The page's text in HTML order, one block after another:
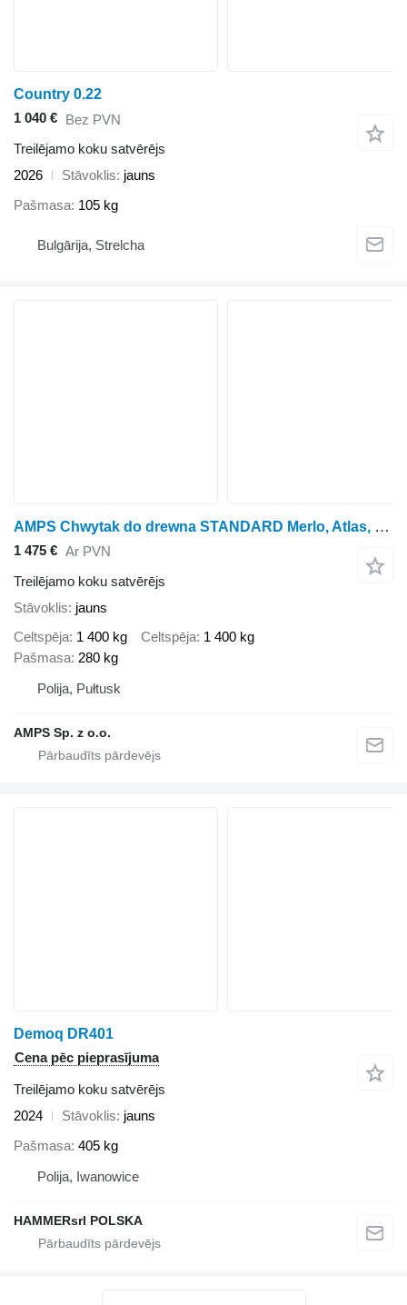
Country 0.22
1 040 € Bez PVN
Treilējamo koku satvērējs
2026
Stāvoklis jauns
Pašmasa 105 kg
Bulgārija, Strelcha
AMPS Chwytak do drewna STANDARD Merlo, Atlas, Manitou, JCB
1 475 € Ar PVN
Treilējamo koku satvērējs
Stāvoklis jauns
Celtspēja 1 400 kg Celtspēja 1 400 kg
Pašmasa 280 kg
Polija, Pułtusk
AMPS Sp. z o.o.
Demoq DR401
Cena pēc pieprasījuma
Treilējamo koku satvērējs
2024
Stāvoklis jauns
Pašmasa 405 kg
Polija, Iwanowice
HAMMERsrl POLSKA